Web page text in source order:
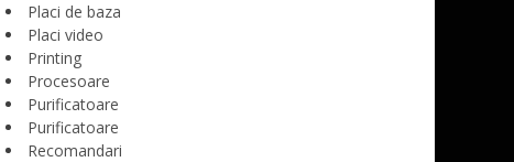
Placi de baza
Placi video
Printing
Procesoare
Purificatoare
Purificatoare
Recomandari